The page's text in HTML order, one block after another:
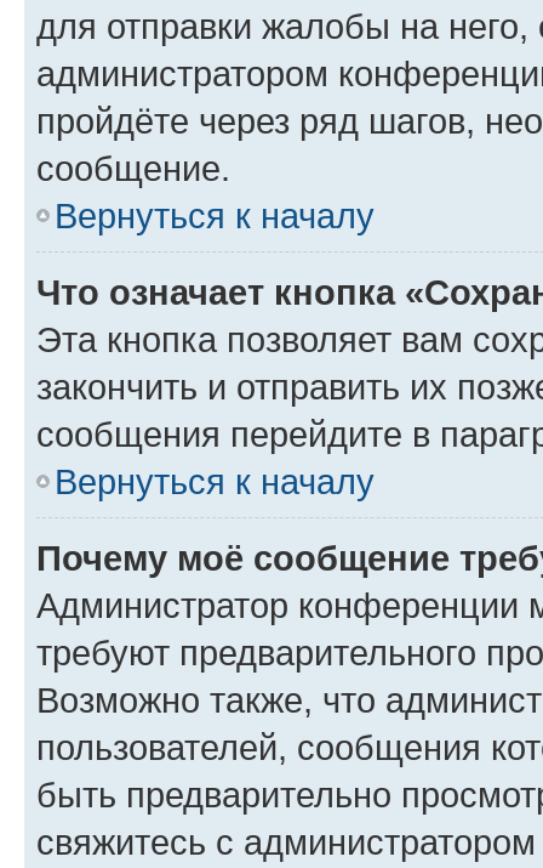
для отправки жалобы на
администратором
пройдёте через ряд шагов,
сообщение.
Вернуться к началу
Что означает кнопка
Эта кнопка позволяет вам
закончить и отправить их
сообщения перейдите в
Вернуться к началу
Почему моё сообщение
Администратор конференции
требуют предварительного
Возможно также, что
пользователей, сообщения
быть предварительно
свяжитесь с